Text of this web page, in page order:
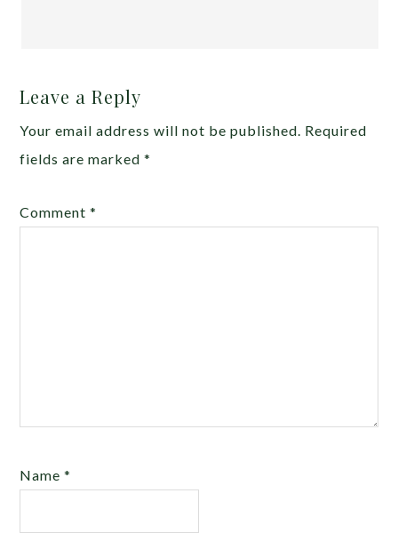
Leave a Reply
Your email address will not be published. Required
fields are marked*
Comment*
Name*